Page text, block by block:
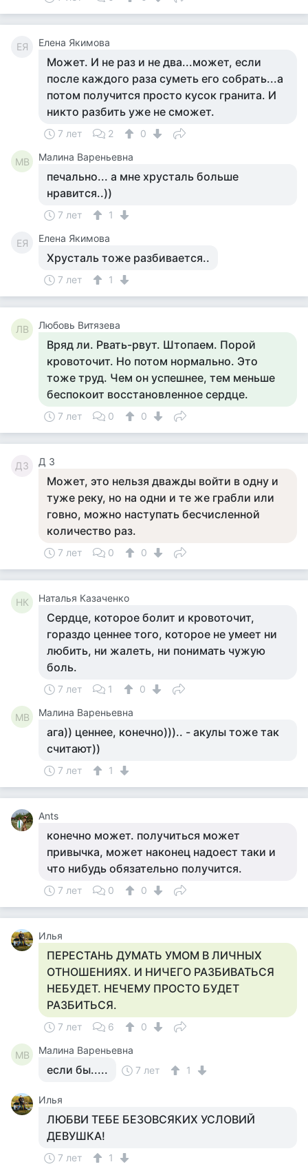
ЕЯ Елена Якимова
Может. И не раз и не два...может, если
после каждого раза суметь его собрать...а
потом получится просто кусок гранита. И
никто разбить уже не сможет.
7 лет 2 0
МВ Малина Вареньевна
печально... а мне хрусталь больше
нравится..))
7 лет 1
ЕЯ Елена Якимова
Хрусталь тоже разбивается..
7 лет 1
ЛВ Любовь Витязева
Вряд ли. Рвать-рвут. Штопаем. Порой
кровоточит. Но потом нормально. Это
тоже труд. Чем он успешнее, тем меньше
беспокоит восстановленное сердце.
7 лет 0 0
ДЗ Д З
Может, это нельзя дважды войти в одну и
туже реку, но на одни и те же грабли или
говно, можно наступать бесчисленной
количество раз.
7 лет 0 0
НК Наталья Казаченко
Сердце, которое болит и кровоточит,
гораздо ценнее того, которое не умеет ни
любить, ни жалеть, ни понимать чужую
боль.
7 лет 1 0
МВ Малина Вареньевна
ага)) ценнее, конечно))).. - акулы тоже так
считают))
7 лет 1
Ants
конечно может. получиться может
привычка, может наконец надоест таки и
что нибудь обязательно получится.
7 лет 0 0
Илья
ПЕРЕСТАНЬ ДУМАТЬ УМОМ В ЛИЧНЫХ
ОТНОШЕНИЯХ. И НИЧЕГО РАЗБИВАТЬСЯ
НЕБУДЕТ. НЕЧЕМУ ПРОСТО БУДЕТ
РАЗБИТЬСЯ.
7 лет 6 0
МВ Малина Вареньевна
если бы..... 7 лет 1
Илья
ЛЮБВИ ТЕБЕ БЕЗОВСЯКИХ УСЛОВИЙ
ДЕВУШКА!
7 лет 1